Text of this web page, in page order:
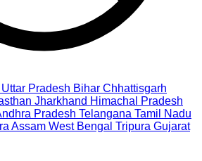
Uttar Pradesh Bihar Chhattisgarh
Jharkhand Himachal Pradesh
Pradesh Telangana Tamil Nadu
Assam West Bengal Tripura Gujarat